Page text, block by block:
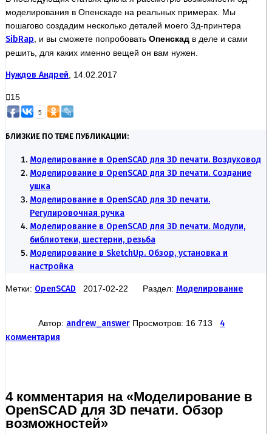
моделирования в Опенскаде на реальных примерах. Мы
пошагово создадим несколько деталей моего 3д-принтера
SibRap , и вы сможете попробовать Опенскад в деле и сами
решить, для каких именно вещей он вам нужен.
Нуждов Андрей , 14.02.2017
15
5
БЛИЗКИЕ ПО ТЕМЕ ПУБЛИКАЦИИ:
Моделирование в OpenSCAD для 3D печати. Воздуховод
Моделирование в OpenSCAD для 3D печати. Создание
ушка
Моделирование в OpenSCAD для 3D печати.
Регулировочная ручка
Моделирование в OpenSCAD для 3D печати. Модули,
библиотеки, шестерни, резьба
Моделирование в SketchUp. Обзор, установка и
настройка
Метки: OpenSCAD 2017-02-22 Раздел: Моделирование
Автор: andrew_answer Просмотров: 16 713 4
комментария
4 комментария на «Моделирование в
OpenSCAD для 3D печати. Обзор
возможностей»